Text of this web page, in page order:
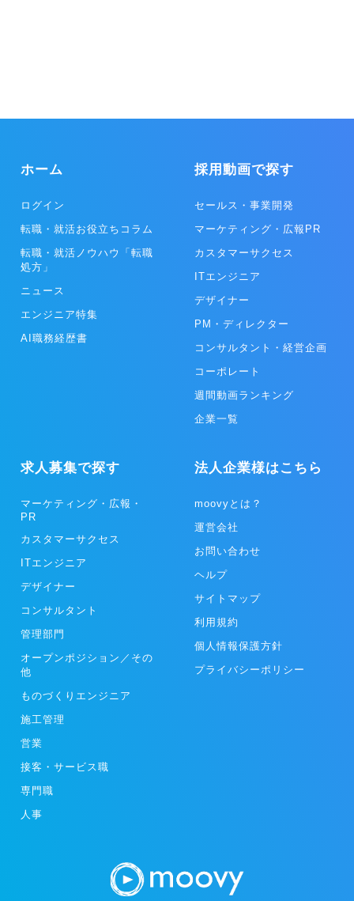
ホーム
ログイン
転職・就活お役立ちコラム
転職・就活ノウハウ「転職
処方」
ニュース
エンジニア特集
AI職務経歴書
採用動画で探す
セールス・事業開発
マーケティング・広報PR
カスタマーサクセス
ITエンジニア
デザイナー
PM・ディレクター
コンサルタント・経営企画
コーポレート
週間動画ランキング
企業一覧
求人募集で探す
マーケティング・広報・
PR
カスタマーサクセス
ITエンジニア
デザイナー
コンサルタント
管理部門
オープンポジション／その
他
ものづくりエンジニア
施工管理
営業
接客・サービス職
専門職
人事
法人企業様はこちら
moovyとは？
運営会社
お問い合わせ
ヘルプ
サイトマップ
利用規約
個人情報保護方針
プライバシーポリシー